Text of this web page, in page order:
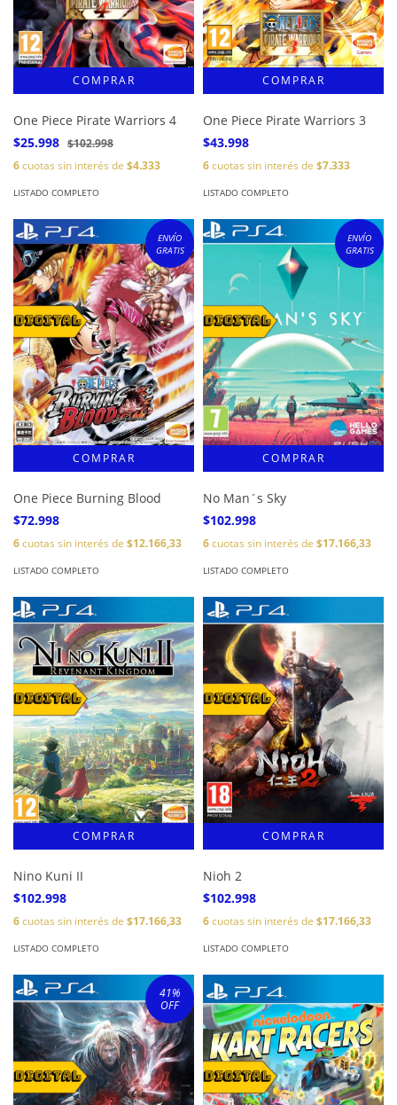
One Piece Pirate Warriors 4
$25.998 $102.998
6cuotas sin interés de $4.333
LISTADO COMPLETO
One Piece Pirate Warriors 3
$43.998
6cuotas sin interés de $7.333
LISTADO COMPLETO
ENVÍO
GRATIS
One Piece Burning Blood
$72.998
6cuotas sin interés de $12.166,33
LISTADO COMPLETO
ENVÍO
GRATIS
No Man´s Sky
$102.998
6cuotas sin interés de $17.166,33
LISTADO COMPLETO
Nino Kuni II
$102.998
6cuotas sin interés de $17.166,33
LISTADO COMPLETO
Nioh 2
$102.998
6cuotas sin interés de $17.166,33
LISTADO COMPLETO
41%
OFF